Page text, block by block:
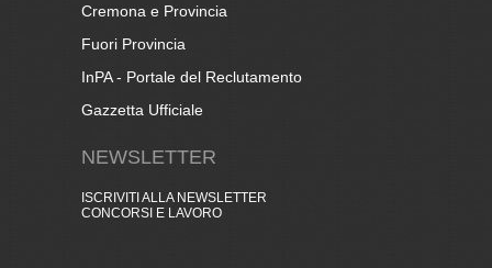
Cremona e Provincia
Fuori Provincia
InPA - Portale del Reclutamento
Gazzetta Ufficiale
NEWSLETTER
ISCRIVITI ALLA NEWSLETTER
CONCORSI E LAVORO